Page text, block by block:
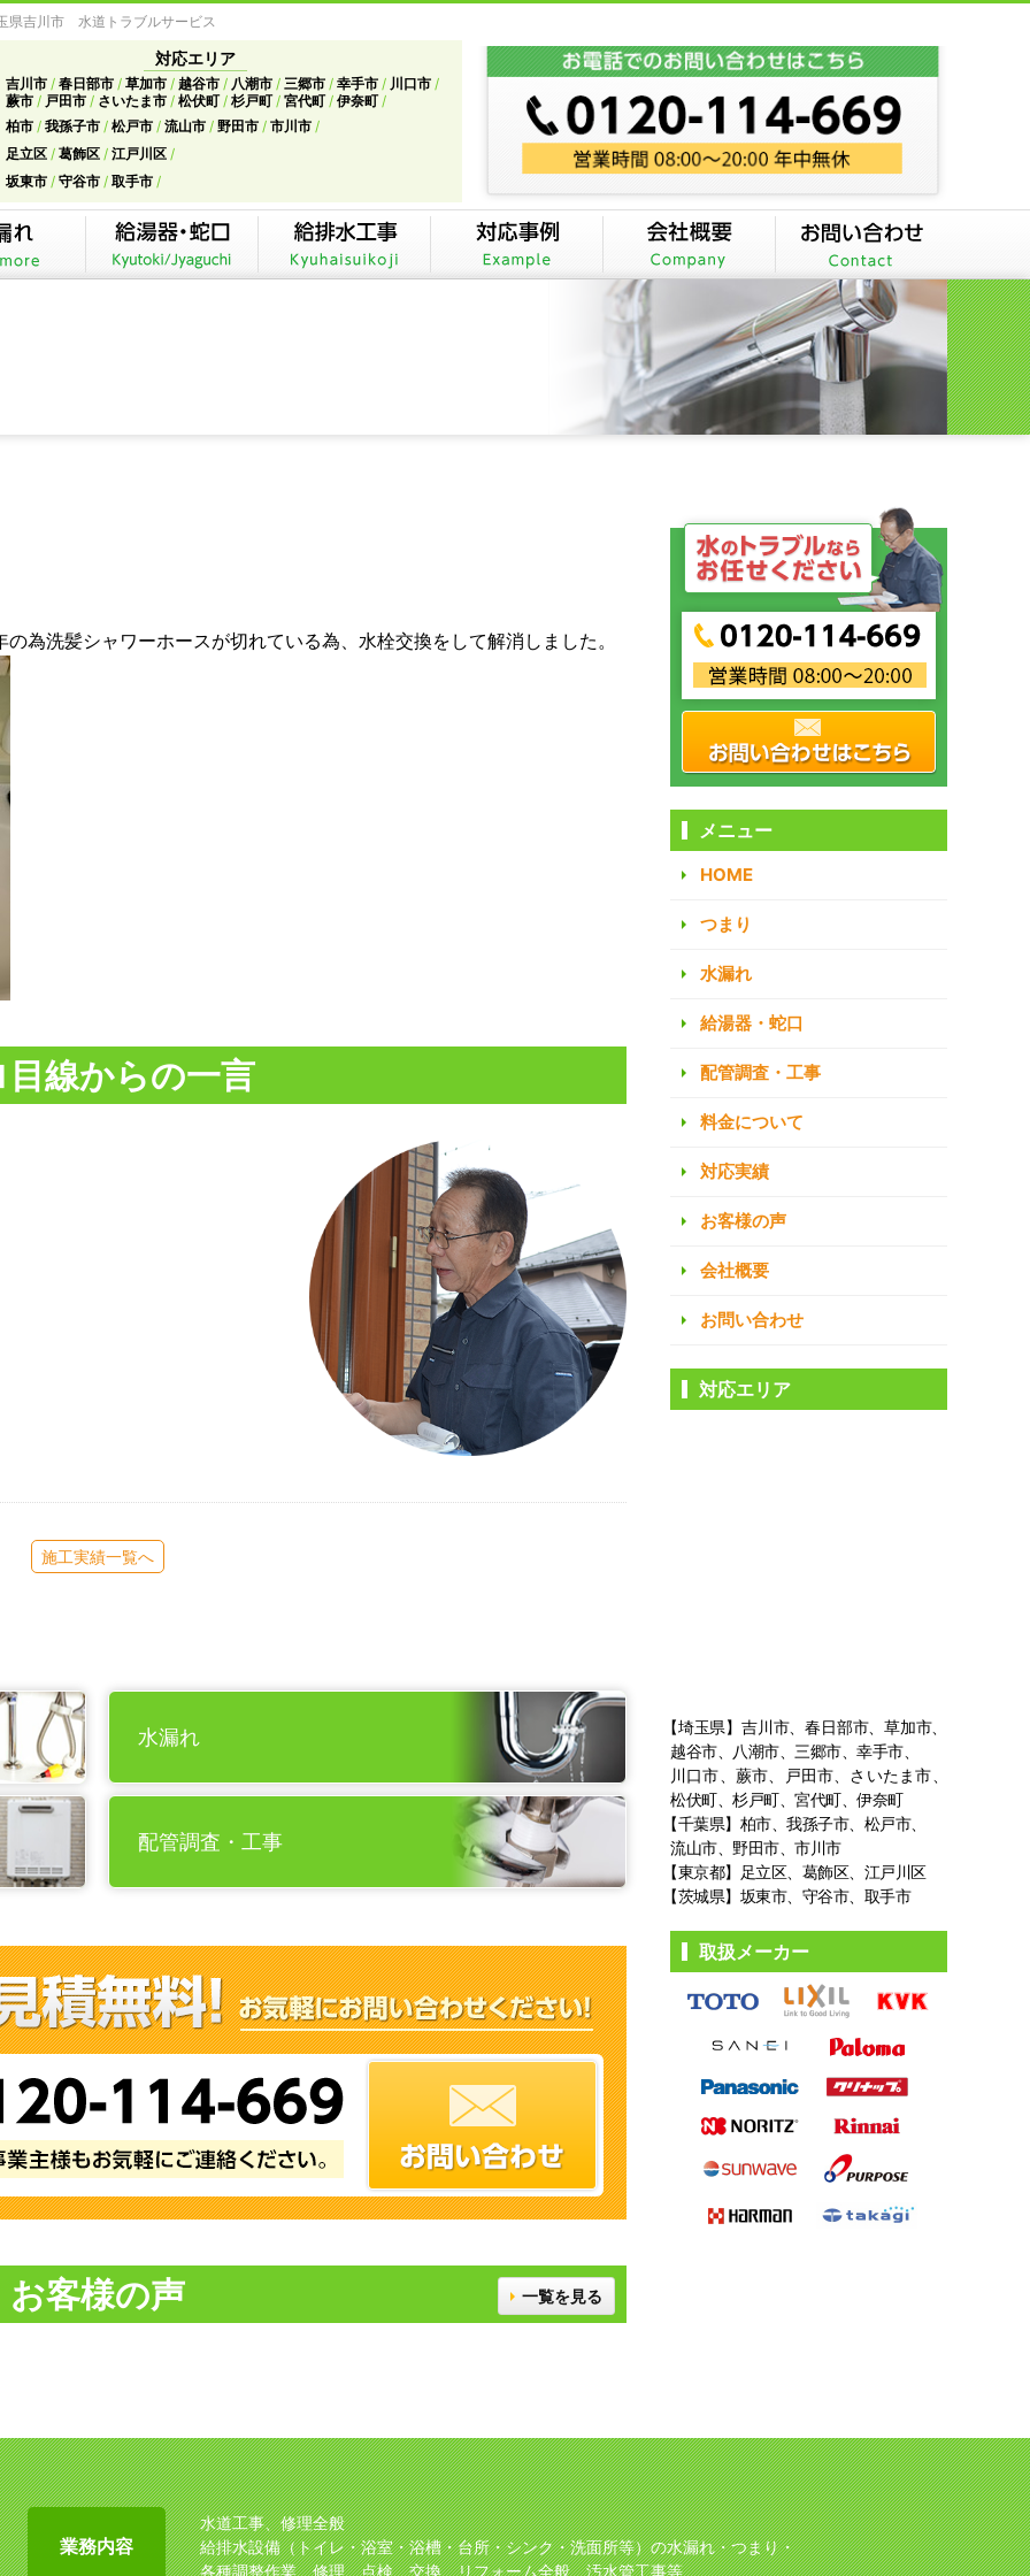
県吉川市 水道トラブルサービス
対応エリア
吉川市 春日部市 草加市 越谷市 八潮市 三郷市 幸手市
川口市
蕨市
戸田市 さいたま市 松伏町 杉戸町 宮代町
伊奈町
柏市
我孫子市 松戸市 流山市 野田市
市川市
足立区
葛飾区
江戸川区
坂東市
守谷市 取手市
為洗髪シャワーホースが切れている為、水栓交換をして解消しました。
目線からの一言
施工実績一覧へ
水漏れ
配管調査・工事
お客様の声 一覧を見る
メニュー
HOME
つまり
水漏れ
給湯器・蛇口
配管調査・工事
料金について
対応実績
お客様の声
会社概要
お問い合わせ
対応エリア
【埼玉県】吉川市、春日部市、草加市、
越谷市、八潮市、三郷市、幸手市、
川口市、蕨市、戸田市、さいたま市、
松伏町、杉戸町、宮代町、伊奈町
【千葉県】柏市、我孫子市、松戸市、
流山市、野田市、市川市
【東京都】足立区、葛飾区、江戸川区
【茨城県】坂東市、守谷市、取手市
取扱メーカー
業務内容
水道工事、修理全般
給排水設備（トイレ・浴室・浴槽・台所・シンク・洗面所等）の水漏れ・つまり・
各種調整作業、修理、点検、交換、リフォーム全般、汚水管工事等